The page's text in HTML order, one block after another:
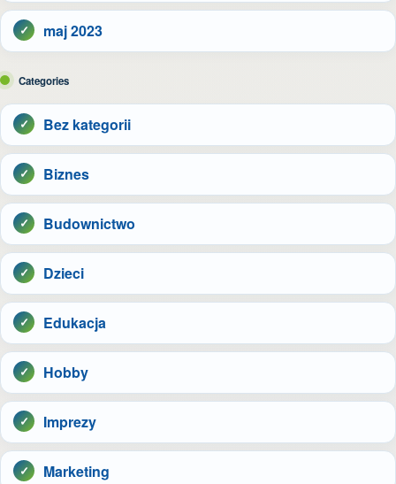
maj 2023
Categories
Bez kategorii
Biznes
Budownictwo
Dzieci
Edukacja
Hobby
Imprezy
Marketing